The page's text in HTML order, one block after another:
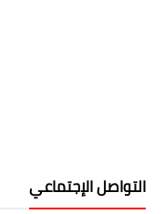
التواصل الإجتماعي